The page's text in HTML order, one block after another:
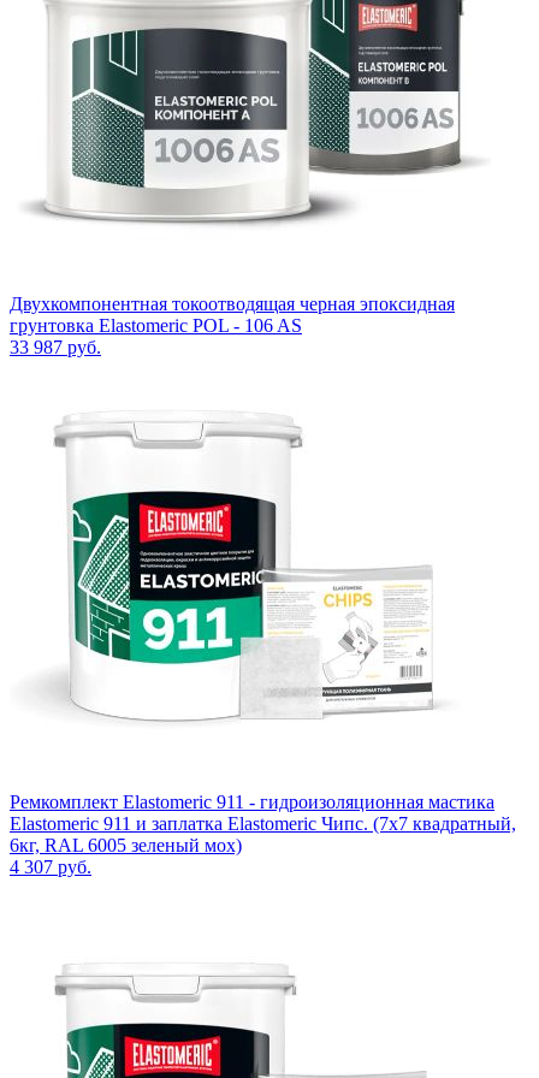
Двухкомпонентная токоотводящая черная эпоксидная
грунтовка Elastomeric POL - 106 AS
33 987 руб.
Ремкомплект Elastomeric 911 - гидроизоляционная мастика
Elastomeric 911 и заплатка Elastomeric Чипс. (7х7 квадратный,
6кг, RAL 6005 зеленый мох)
4 307 руб.